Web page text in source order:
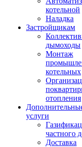
котельной
Наладка
Застройщикам
дымоходы
Монтаж
котельных
отопления
услуги
частного
Доставка